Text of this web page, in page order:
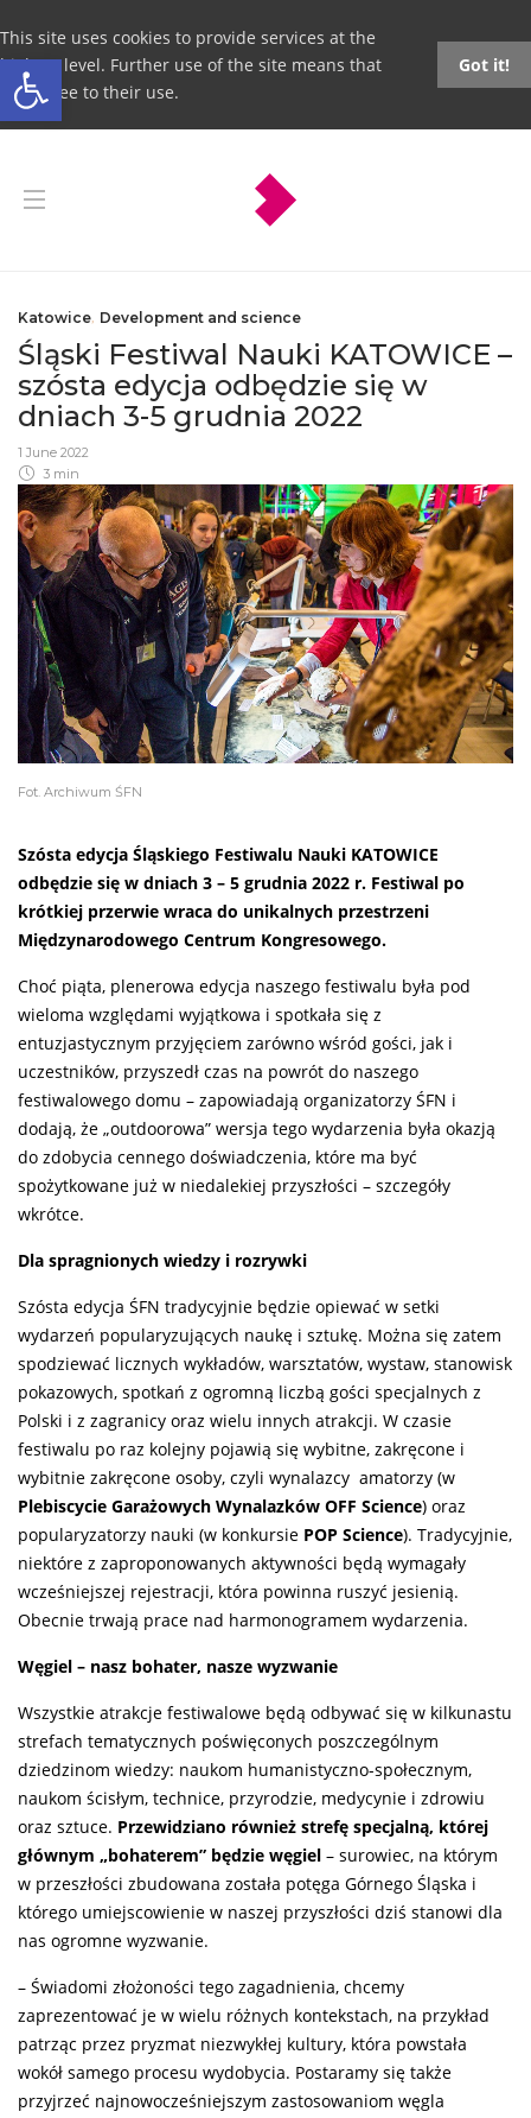
Open toolbar
This site uses cookies to provide services at the
highest level. Further use of the site means that
you agree to their use.
Got it!
Katowice, Development and science
Śląski Festiwal Nauki KATOWICE –
szósta edycja odbędzie się w
dniach 3-5 grudnia 2022
1 June 2022
3 min
Fot. Archiwum ŚFN
Szósta edycja Śląskiego Festiwalu Nauki KATOWICE
odbędzie się w dniach 3 – 5 grudnia 2022 r. Festiwal po
krótkiej przerwie wraca do unikalnych przestrzeni
Międzynarodowego Centrum Kongresowego.
Choć piąta, plenerowa edycja naszego festiwalu była pod
wieloma względami wyjątkowa i spotkała się z
entuzjastycznym przyjęciem zarówno wśród gości, jak i
uczestników, przyszedł czas na powrót do naszego
festiwalowego domu – zapowiadają organizatorzy ŚFN i
dodają, że „outdoorowa” wersja tego wydarzenia była okazją
do zdobycia cennego doświadczenia, które ma być
spożytkowane już w niedalekiej przyszłości – szczegóły
wkrótce.
Dla spragnionych wiedzy i rozrywki
Szósta edycja ŚFN tradycyjnie będzie opiewać w setki
wydarzeń popularyzujących naukę i sztukę. Można się zatem
spodziewać licznych wykładów, warsztatów, wystaw, stanowisk
pokazowych, spotkań z ogromną liczbą gości specjalnych z
Polski i z zagranicy oraz wielu innych atrakcji. W czasie
festiwalu po raz kolejny pojawią się wybitne, zakręcone i
wybitnie zakręcone osoby, czyli wynalazcy amatorzy (w
Plebiscycie Garażowych Wynalazków OFF Science) oraz
popularyzatorzy nauki (w konkursie POP Science). Tradycyjnie,
niektóre z zaproponowanych aktywności będą wymagały
wcześniejszej rejestracji, która powinna ruszyć jesienią.
Obecnie trwają prace nad harmonogramem wydarzenia.
Węgiel – nasz bohater, nasze wyzwanie
Wszystkie atrakcje festiwalowe będą odbywać się w kilkunastu
strefach tematycznych poświęconych poszczególnym
dziedzinom wiedzy: naukom humanistyczno-społecznym,
naukom ścisłym, technice, przyrodzie, medycynie i zdrowiu
oraz sztuce. Przewidziano również strefę specjalną, której
głównym „bohaterem” będzie węgiel – surowiec, na którym
w przeszłości zbudowana została potęga Górnego Śląska i
którego umiejscowienie w naszej przyszłości dziś stanowi dla
nas ogromne wyzwanie.
– Świadomi złożoności tego zagadnienia, chcemy
zaprezentować je w wielu różnych kontekstach, na przykład
patrząc przez pryzmat niezwykłej kultury, która powstała
wokół samego procesu wydobycia. Postaramy się także
przyjrzeć najnowocześniejszym zastosowaniom węgla